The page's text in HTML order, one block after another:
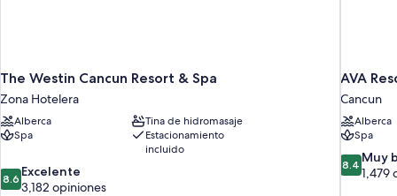
The Westin Cancun Resort & Spa
Zona Hotelera
Alberca
Tina de hidromasaje
Spa
Estacionamiento
incluido
8.6
de
8.6 Excelente
3,182 opiniones
AVA
Cancun
Alberca
Spa
8.4
de
8.4 Muy
1,479